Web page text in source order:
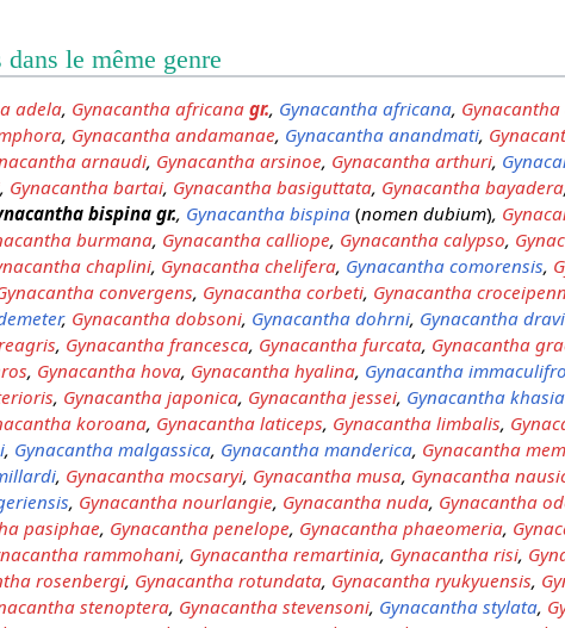
dans le même genre
adela, Gynacantha africanagr., Gynacantha africana,
, Gynacantha andamanae, Gynacantha anandmati,
arnaudi, Gynacantha arsinoe, Gynacantha arthuri,
, Gynacantha bartai, Gynacantha basiguttata, Gynacantha bayadera
bispinagr., Gynacantha bispina (nomen dubium),
burmana, Gynacantha calliope, Gynacantha calypso,
chaplini, Gynacantha chelifera, Gynacantha comorensis,
convergens, Gynacantha corbeti, Gynacantha
, Gynacantha dobsoni, Gynacantha dohrni, Gynacantha
, Gynacantha francesca, Gynacantha furcata, Gynacantha
, Gynacantha hova, Gynacantha hyalina, Gynacantha
, Gynacantha japonica, Gynacantha jessei, Gynacantha
koroana, Gynacantha laticeps, Gynacantha limbalis,
, Gynacantha malgassica, Gynacantha manderica, Gynacantha
, Gynacantha mocsaryi, Gynacantha musa, Gynacantha
, Gynacantha nourlangie, Gynacantha nuda, Gynacantha
pasiphae, Gynacantha penelope, Gynacantha phaeomeria,
rammohani, Gynacantha remartinia, Gynacantha risi,
rosenbergi, Gynacantha rotundata, Gynacantha ryukyuensis,
stenoptera, Gynacantha stevensoni, Gynacantha stylata,